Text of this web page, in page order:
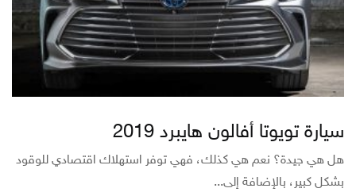
سيارة تويوتا أفالون هايبرد 2019
هل هي جيدة؟ نعم هي كذلك، فهي توفر استهلاك اقتصادي للوقود
بشكل كبير، بالإضافة إلى...